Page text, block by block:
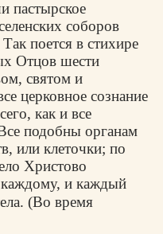
пастырское
соборов
поется в стихире
Отцов шести
святом и
церковное сознание
как и все
подобны органам
или клеточки; по
Христово
и каждый
(Во время